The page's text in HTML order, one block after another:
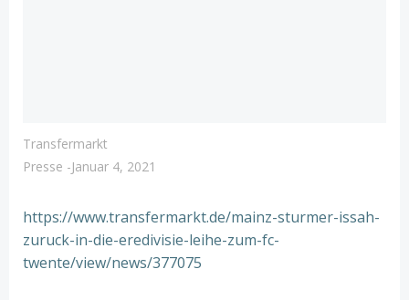
Transfermarkt
Presse -Januar 4, 2021
https://www.transfermarkt.de/mainz-sturmer-issah-
zuruck-in-die-eredivisie-leihe-zum-fc-
twente/view/news/377075